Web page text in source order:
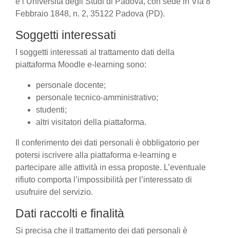
Febbraio 1848, n. 2, 35122 Padova (PD).
Soggetti interessati
I soggetti interessati al trattamento dati della
piattaforma Moodle e-learning sono:
personale docente;
personale tecnico-amministrativo;
studenti;
altri visitatori della piattaforma.
Il conferimento dei dati personali è obbligatorio per
potersi iscrivere alla piattaforma e-learning e
partecipare alle attività in essa proposte. L’eventuale
rifiuto comporta l’impossibilità per l’interessato di
usufruire del servizio.
Dati raccolti e finalità
Si precisa che il trattamento dei dati personali è